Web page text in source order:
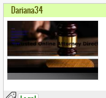
Dariana34